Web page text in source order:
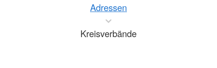
Adressen
Kreisverbände